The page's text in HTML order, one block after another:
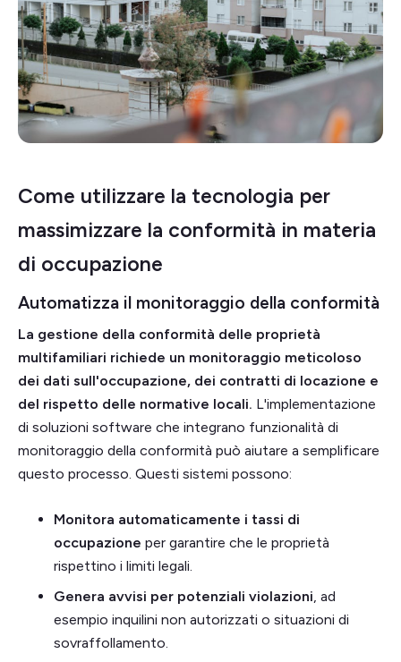
Come utilizzare la tecnologia per
massimizzare la conformità in materia
di occupazione
Automatizza il monitoraggio della conformità
La gestione della conformità delle proprietà
multifamiliari richiede un monitoraggio meticoloso
dei dati sull'occupazione, dei contratti di locazione e
del rispetto delle normative locali. L'implementazione
di soluzioni software che integrano funzionalità di
monitoraggio della conformità può aiutare a semplificare
questo processo. Questi sistemi possono:
Monitora automaticamente i tassi di
occupazione per garantire che le proprietà
rispettino i limiti legali.
Genera avvisi per potenziali violazioni, ad
esempio inquilini non autorizzati o situazioni di
sovraffollamento.